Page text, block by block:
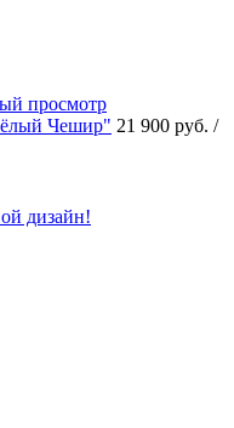
просмотр
Чешир" 21 900 руб. /
дизайн!